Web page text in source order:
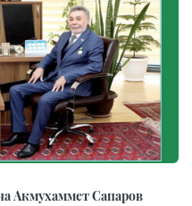
Акмухаммет Сапаров